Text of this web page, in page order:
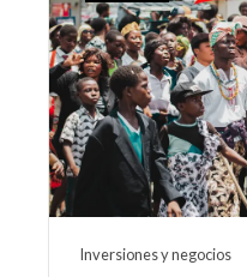
Inversiones y negocios